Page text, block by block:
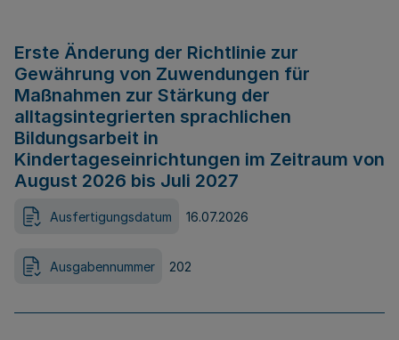
Erste Änderung der Richtlinie zur
Gewährung von Zuwendungen für
Maßnahmen zur Stärkung der
alltagsintegrierten sprachlichen
Bildungsarbeit in
Kindertageseinrichtungen im Zeitraum von
August 2026 bis Juli 2027
Ausfertigungsdatum 16.07.2026
Ausgabennummer 202